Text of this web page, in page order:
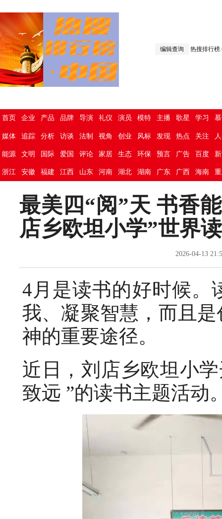
编辑查询 热搜排行榜
首页 企业 产品 品牌 导演 礼仪 演员 模特 主播 歌星 学习
媒体 追踪 分析 访谈 法制 视角 创业 风标 发现 热点 关注
能源 文明 国际 爱国 评论 家居 生态 环保 预言 广告 百度
浙江 安徽 福建 江西 山东 河南 湖北 湖南 广东 广西 海南
最美四“阅”天 书香
店乡欧坦小学”世界
2026-04-13
4月是读书的好时候。
我、凝聚智慧，而且
神的重要途径。
近日，刘店乡欧坦小学
致远 ”的读书主题活动